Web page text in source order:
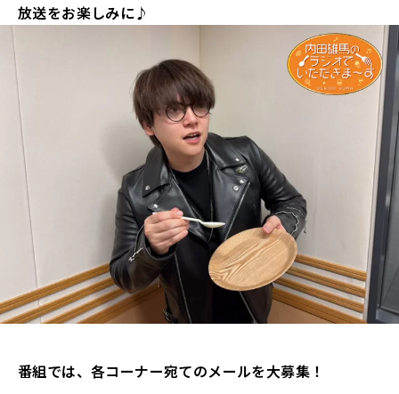
放送をお楽しみに♪
番組では、各コーナー宛てのメールを大募集！